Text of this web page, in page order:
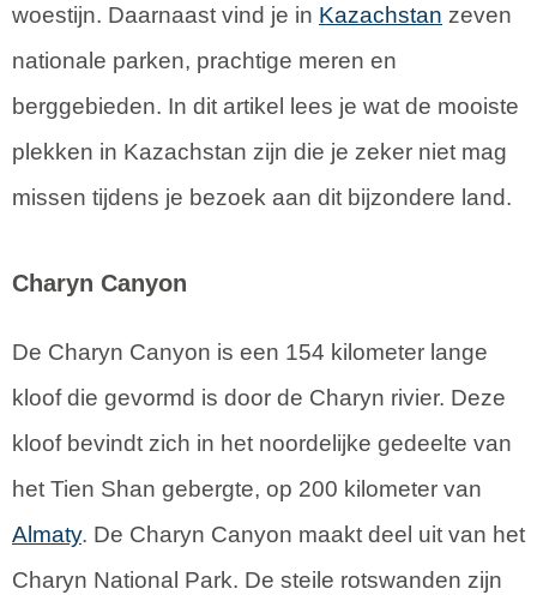
woestijn. Daarnaast vind je in Kazachstan zeven
nationale parken, prachtige meren en
berggebieden. In dit artikel lees je wat de mooiste
plekken in Kazachstan zijn die je zeker niet mag
missen tijdens je bezoek aan dit bijzondere land.
Charyn Canyon
De Charyn Canyon is een 154 kilometer lange
kloof die gevormd is door de Charyn rivier. Deze
kloof bevindt zich in het noordelijke gedeelte van
het Tien Shan gebergte, op 200 kilometer van
Almaty. De Charyn Canyon maakt deel uit van het
Charyn National Park. De steile rotswanden zijn